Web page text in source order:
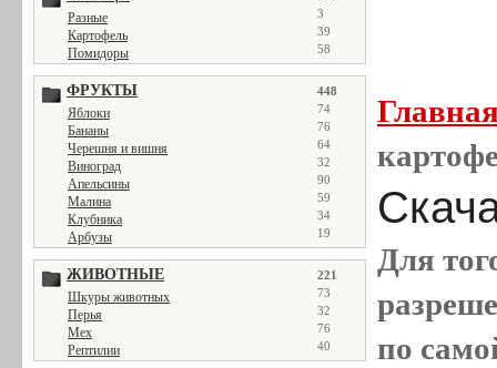
Разные 3
Картофель 39
Помидоры 58
ФРУКТЫ 448
Яблоки 74
Бананы 76
Черешня и вишня 64
Виноград 32
Апельсины 90
Малина 59
Клубника 34
Арбузы 19
ЖИВОТНЫЕ 221
Шкуры животных 73
Перья 32
Мех 76
Рептилии 40
Для
по